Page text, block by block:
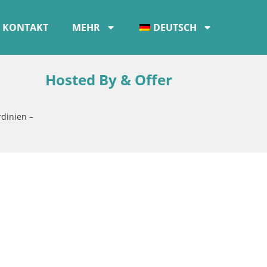
KONTAKT MEHR DEUTSCH
–
Hosted By & Offer